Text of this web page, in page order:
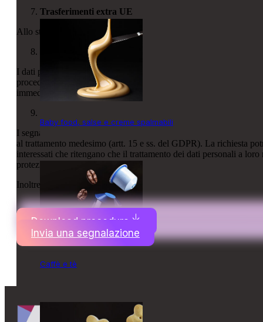
Baby food, salse e creme spalmabili
Caffè e tè
Trasferimenti extra UE
Allo stato attuale non è previsto il trasferimento di dati personali
Periodo di conservazione dei dati personali
I dati personali saranno conservati per un periodo di massimo 5
procedimenti avviati dagli uffici o dagli Enti destinatari della
immediata cancellazione.
I segnalanti hanno diritto di ottenere, nei casi previsti dal
al trattamento medesimo (artt. 15 e ss. del GDPR). La richiesta
interessati che ritengano che il trattamento dei dati personali a
protezione dei dati personali, attraverso la modulistica pubblicata
Inoltre, per i trattamenti che lo prevedono lei ha il diritto di
Download procedura
Invia una segnalazione